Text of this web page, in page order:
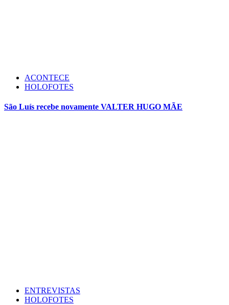
ACONTECE
HOLOFOTES
São Luís recebe novamente VALTER HUGO MÃE
ENTREVISTAS
HOLOFOTES